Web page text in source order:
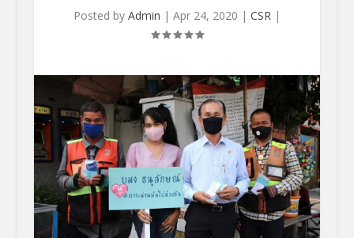
Posted by Admin | Apr 24, 2020 | CSR|